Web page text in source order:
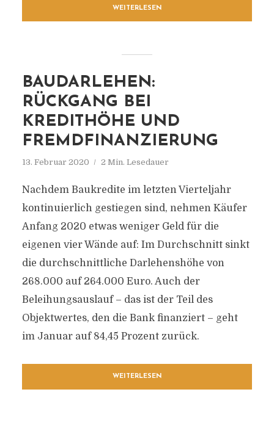
WEITERLESEN
BAUDARLEHEN:
RÜCKGANG BEI
KREDITHÖHE UND
FREMDFINANZIERUNG
13. Februar 2020 2 Min. Lesedauer
Nachdem Baukredite im letzten Vierteljahr
kontinuierlich gestiegen sind, nehmen Käufer
Anfang 2020 etwas weniger Geld für die
eigenen vier Wände auf: Im Durchschnitt sinkt
die durchschnittliche Darlehenshöhe von
268.000 auf 264.000 Euro. Auch der
Beleihungsauslauf – das ist der Teil des
Objektwertes, den die Bank finanziert – geht
im Januar auf 84,45 Prozent zurück.
WEITERLESEN